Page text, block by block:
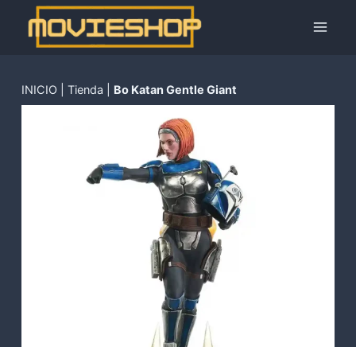
Saltar
contenido
INICIO Tienda Bo Katan Gentle Giant